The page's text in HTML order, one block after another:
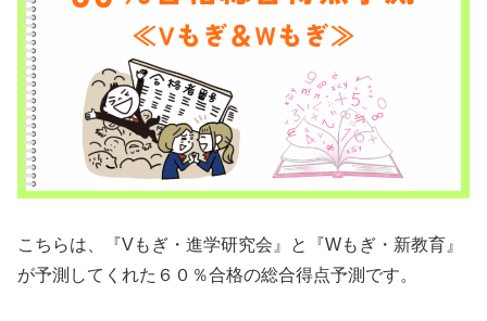
こちらは、『Vもぎ・進学研究会』と『Wもぎ・新教育』
が予測してくれた６０％合格の総合得点予測です。